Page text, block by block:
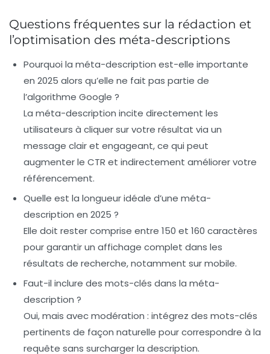
Questions fréquentes sur la rédaction et
l’optimisation des méta-descriptions
Pourquoi la méta-description est-elle importante
en 2025 alors qu’elle ne fait pas partie de
l’algorithme Google ?
La méta-description incite directement les
utilisateurs à cliquer sur votre résultat via un
message clair et engageant, ce qui peut
augmenter le CTR et indirectement améliorer votre
référencement.
Quelle est la longueur idéale d’une méta-
description en 2025 ?
Elle doit rester comprise entre 150 et 160 caractères
pour garantir un affichage complet dans les
résultats de recherche, notamment sur mobile.
Faut-il inclure des mots-clés dans la méta-
description ?
Oui, mais avec modération : intégrez des mots-clés
pertinents de façon naturelle pour correspondre à la
requête sans surcharger la description.